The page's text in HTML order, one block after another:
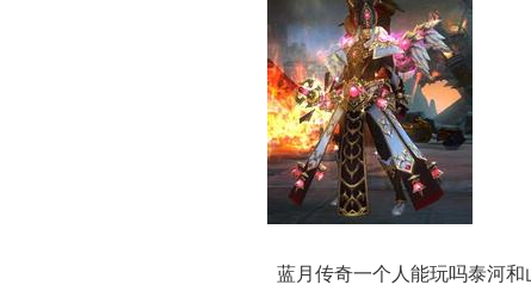
蓝月传奇一个人能玩吗泰河